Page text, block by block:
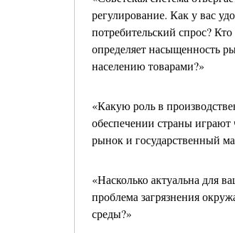
регулирование. Как у вас
потребительский спрос?
определяет насыщенность
населению товарами?»
«Какую роль в
обеспечении страны играют
рынок и государственный
«Насколько актуальна для
проблема загрязнения
среды?»